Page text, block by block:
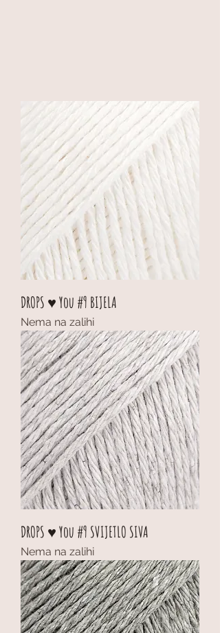
DROPS ♥ You #9 BIJELA
Nema na zalihi
DROPS ♥ You #9 SVIJETLO SIVA
Nema na zalihi